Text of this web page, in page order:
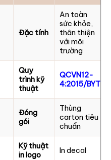
Đặc tính
An toàn
sức khỏe,
thân thiện
với môi
trường
Quy
trình kỹ
thuật
QCVN12-
4:2015/BYT
Đóng
gói
Thùng
carton tiêu
chuẩn
Kỹ thuật
in logo
In decal